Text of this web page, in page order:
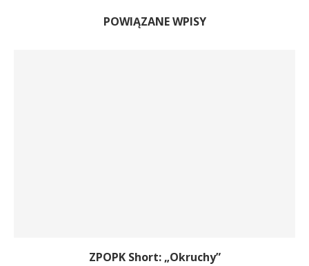
POWIĄZANE WPISY
ZPOPK Short: „Okruchy”